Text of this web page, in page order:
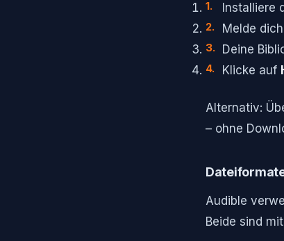
Installiere
Melde
Deine
Klicke auf
Alternativ:
– ohne
Audible
Beide sind